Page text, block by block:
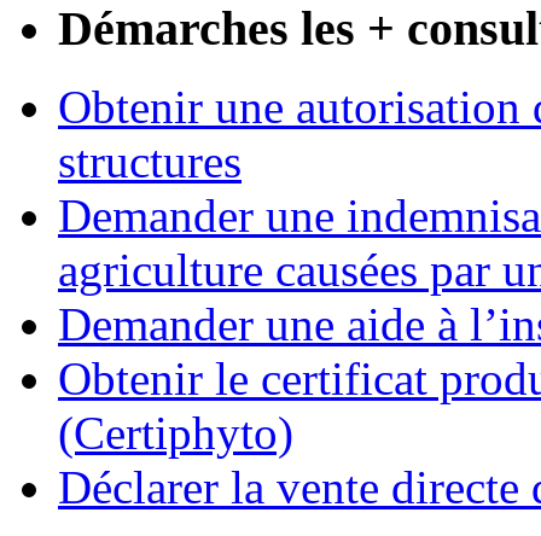
Démarches les +
Obtenir une autorisation
structures
Demander une
agriculture causées par
Demander une aide à
Obtenir le certificat
(Certiphyto)
Déclarer la vente directe